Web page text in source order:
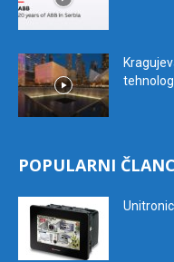
POPULARNI